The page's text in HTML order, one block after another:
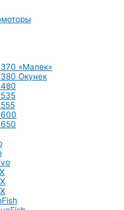
«Малек»
Окунек